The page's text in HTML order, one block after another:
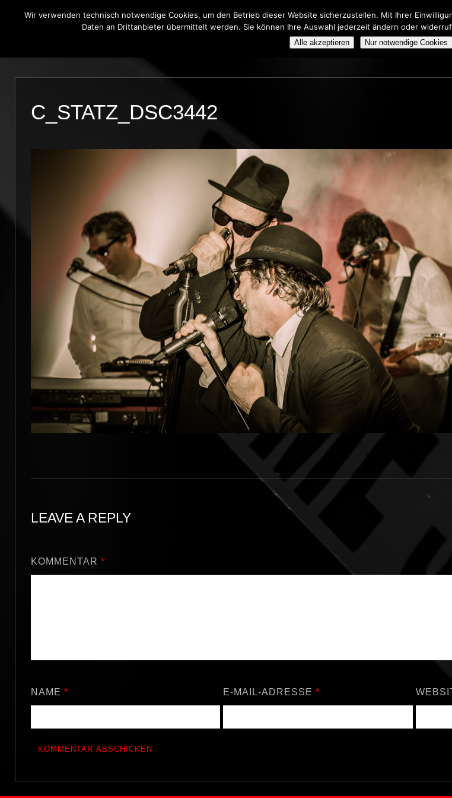
THE BLUE ONIONS BLUES BROTHERS TRIBUTE SHOW
C_STATZ_DSC3442
LEAVE A REPLY
KOMMENTAR *
NAME * E-MAIL-ADRESSE*
Wir verwenden technisch notwendige Cookies, um den Betrieb dieser Website sicherzustellen. Mit Ihrer
Daten an Drittanbieter übermittelt werden. Sie können Ihre Auswahl jederzeit ändern oder
Alle akzeptieren Nur notwendige Cookies